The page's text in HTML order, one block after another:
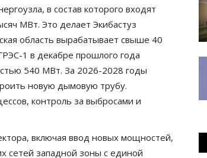
в состав которого входят
МВт. Это делает Экибастуз
область вырабатывает свыше 40
1 в декабре прошлого года
540 МВт. За 2026-2028 годы
новую дымовую трубу.
контроль за выбросами и
включая ввод новых мощностей,
сетей западной зоны с единой